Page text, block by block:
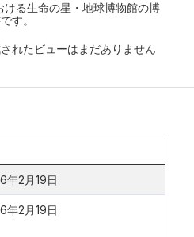
る生命の星・地球博物館の博
す。
れたビューはまだありません
年2月19日
年2月19日